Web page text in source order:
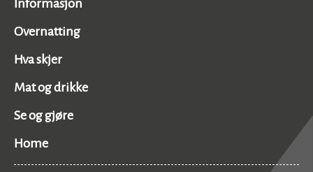
Informasjon
Overnatting
Hva skjer
Mat og drikke
Se og gjøre
Home